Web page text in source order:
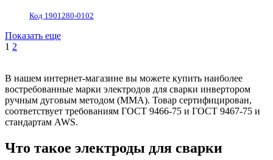
Код 1901280-0102
Показать еще
1 2
В нашем интернет-магазине вы можете купить наиболее
востребованные марки электродов для сварки инвертором
ручным дуговым методом (ММА). Товар сертифицирован,
соответствует требованиям ГОСТ 9466-75 и ГОСТ 9467-75 и
стандартам AWS.
Что такое электроды для сварки